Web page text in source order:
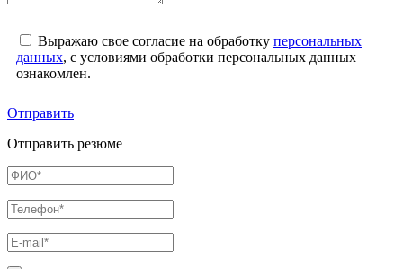
Выражаю свое согласие на обработку персональных
данных, с условиями обработки персональных данных
ознакомлен.
Отправить
Отправить резюме